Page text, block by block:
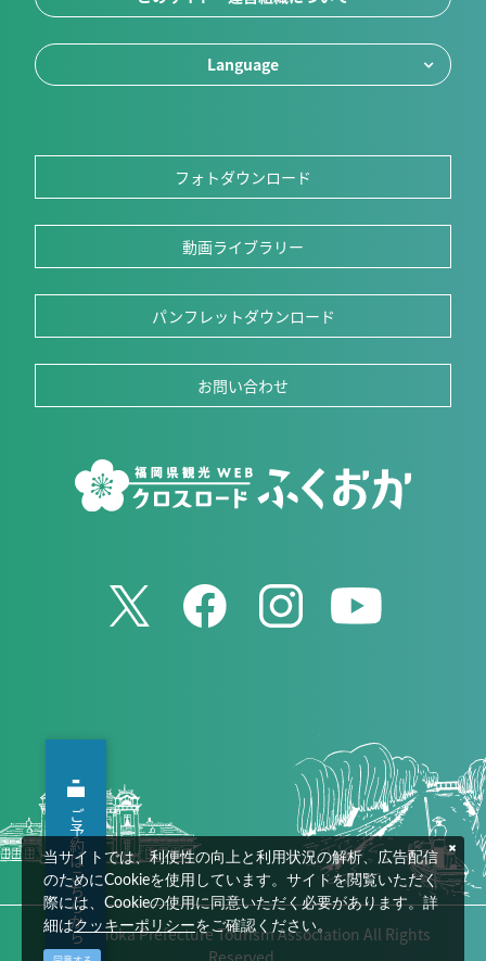
ご予約はこちらから
Language
フォトダウンロード
動画ライブラリー
パンフレットダウンロード
お問い合わせ
© Fukuoka Prefecture Tourism Association All Rights
当サイトでは、利便性の向上と利用状況の解析、広告配信
のためにCookieを使用しています。サイトを閲覧いただく
際には、Cookieの使用に同意いただく必要があります。詳
細はクッキーポリシーをご確認ください。